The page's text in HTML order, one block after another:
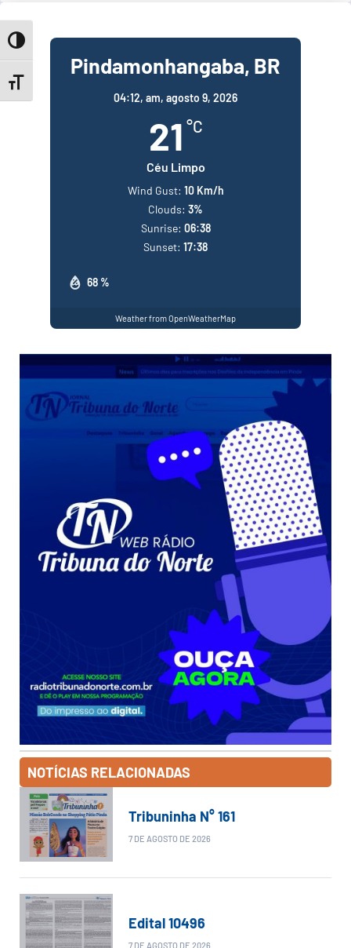
Toggle High Contrast
Toggle Font size
Pindamonhangaba, BR
04:12, am, agosto 9, 2026
21 °C
Céu Limpo
68 %
Wind Gust: 10 Km/h
Clouds: 3%
Sunrise: 06:38
Sunset: 17:38
Weather from OpenWeatherMap
NOTÍCIAS RELACIONADAS
Tribuninha N° 161
7 DE AGOSTO DE 2026
Edital 10496
7 DE AGOSTO DE 2026